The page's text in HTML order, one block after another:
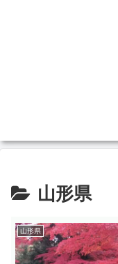
山形県
山形県